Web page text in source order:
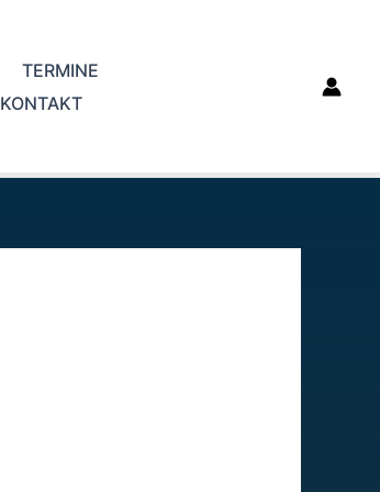
TERMINE
KONTAKT